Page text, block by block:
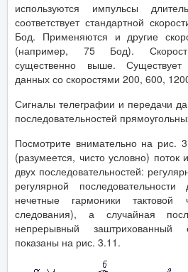
используются импульсы
соответствует стандартной
Бод. Применяются и другие
(например, 75 Бод).
существенно выше. Существует
данных со скоростями 200, 600,
Сигналы телеграфии и передачи
последовательностей
Посмотрите внимательно на рис.
(разумеется, чисто условно)
двух последовательностей:
регулярной
нечетные гармоники тактовой
следования), а случайная
непрерывный
показаны на рис. 3.11.